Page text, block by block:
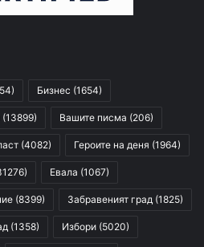
Бизнес (1654)
(13899) Вашите писма (206)
(4082) Героите на деня (1964)
Евала (1067)
(8399) Забравеният град (1825)
(1358) Избори (5020)